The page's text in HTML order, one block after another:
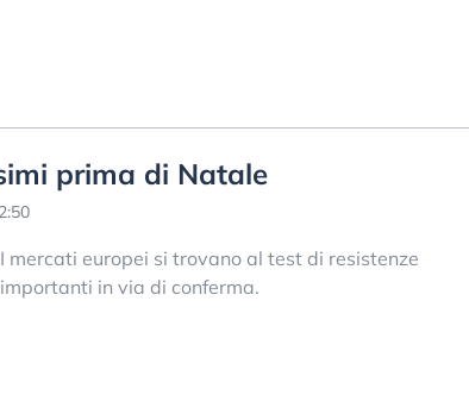
prima di Natale
I mercati europei si trovano al test di resistenze
importanti in via di conferma.